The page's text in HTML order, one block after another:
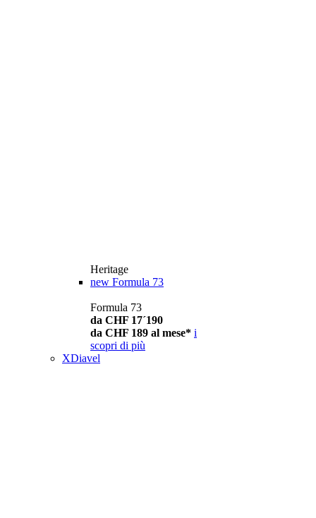
Heritage
new Formula 73
Formula 73
da CHF 17´190
da CHF 189 al mese* i
scopri di più
XDiavel